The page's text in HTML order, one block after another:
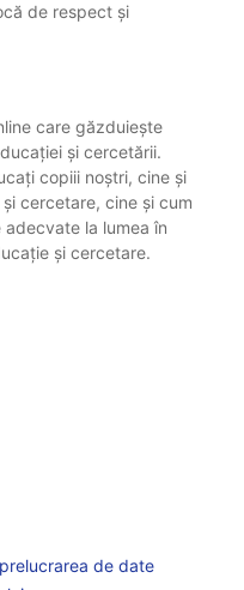
de respect și
care găzduiește
și cercetării.
copiii noștri, cine și
cercetare, cine și cum
la lumea în
și cercetare.
de date